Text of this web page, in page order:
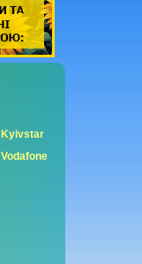
Kyivstar
Vodafone